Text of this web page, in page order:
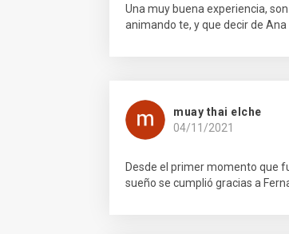
Una muy buena experiencia,
animando te, y que decir de
muay thai elche
04/11/2021
Desde el primer momento que
sueño se cumplió gracias a